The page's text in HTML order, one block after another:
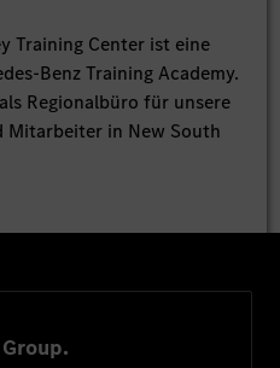
Training Center ist eine
Benz Training Academy.
Regionalbüro für unsere
in New South